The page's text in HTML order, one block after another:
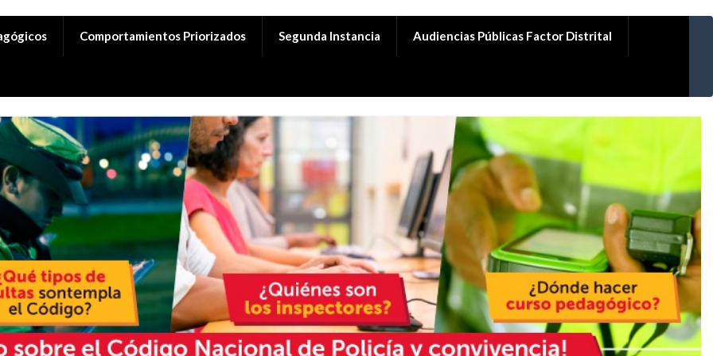
Comportamientos Priorizados Segunda Instancia Audiencias Públicas Factor Distrital